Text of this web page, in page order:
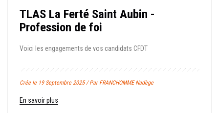
TLAS La Ferté Saint Aubin -
Profession de foi
Voici les engagements de vos candidats CFDT
Crée le 19 Septembre 2025 / Par FRANCHOMME Nadège
En savoir plus